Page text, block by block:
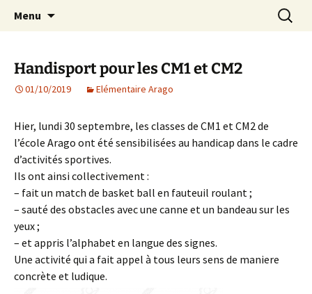
AIP Paris 14 – Association
Indépendante des Parents
d'élèves depuis 1981
Agit – s'Investit – Participe au service des
enfants du secteur scolaire Dolent-Arago-
Menu
Handisport pour les CM1 et CM2
01/10/2019 Elémentaire Arago
Hier, lundi 30 septembre, les classes de CM1 et CM2 de
l’école Arago ont été sensibilisées au handicap dans le cadre
d’activités sportives.
Ils ont ainsi collectivement :
– fait un match de basket ball en fauteuil roulant ;
– sauté des obstacles avec une canne et un bandeau sur les
yeux ;
– et appris l’alphabet en langue des signes.
Une activité qui a fait appel à tous leurs sens de maniere
concrète et ludique.